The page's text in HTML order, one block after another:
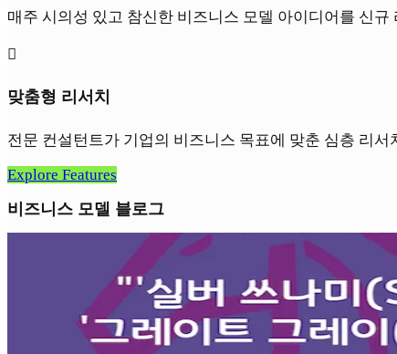
매주 시의성 있고 참신한 비즈니스 모델 아이디어를 신

맞춤형 리서치
전문 컨설턴트가 기업의 비즈니스 목표에 맞춘 심층 리
Explore Features
비즈니스 모델 블로그